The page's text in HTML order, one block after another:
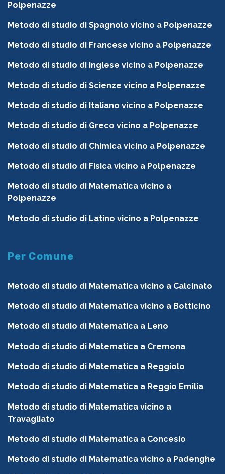
Polpenazze
Metodo di studio di Spagnolo vicino a Polpenazze
Metodo di studio di Francese vicino a Polpenazze
Metodo di studio di Inglese vicino a Polpenazze
Metodo di studio di Scienze vicino a Polpenazze
Metodo di studio di Italiano vicino a Polpenazze
Metodo di studio di Greco vicino a Polpenazze
Metodo di studio di Chimica vicino a Polpenazze
Metodo di studio di Fisica vicino a Polpenazze
Metodo di studio di Matematica vicino a
Polpenazze
Metodo di studio di Latino vicino a Polpenazze
Per Comune
Metodo di studio di Matematica vicino a Calcinato
Metodo di studio di Matematica vicino a Botticino
Metodo di studio di Matematica a Leno
Metodo di studio di Matematica a Cremona
Metodo di studio di Matematica a Reggiolo
Metodo di studio di Matematica a Reggio Emilia
Metodo di studio di Matematica vicino a
Travagliato
Metodo di studio di Matematica a Concesio
Metodo di studio di Matematica vicino a Padenghe